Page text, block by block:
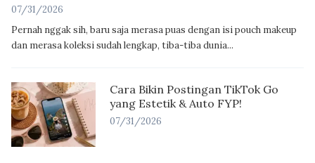
07/31/2026
Pernah nggak sih, baru saja merasa puas dengan isi pouch makeup
dan merasa koleksi sudah lengkap, tiba-tiba dunia...
Cara Bikin Postingan TikTok Go
yang Estetik & Auto FYP!
07/31/2026